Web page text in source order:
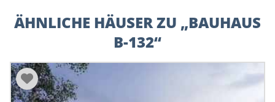
ÄHNLICHE HÄUSER ZU „BAUHAUS
B-132“